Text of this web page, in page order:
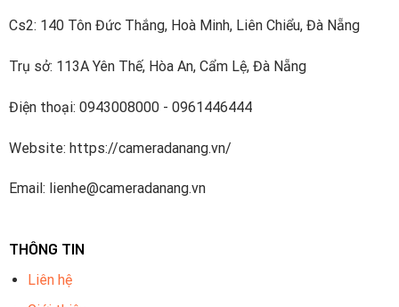
Tiền thân
Thương hiệu camera Jtech được thành lập vào năm 2010
Nội.
Hoạt động ban đầu
Ban đầu, Công ty J-Tech Việt Nam tập trung vào hoạt động
Sự phát triển
Cs2: 140 Tôn Đức Thắng, Hoà Minh, Liên Chiểu, Đà Nẵng
Trụ sở: 113A Yên Thế, Hòa An, Cẩm Lệ, Đà Nẵng
Điện thoại: 0943008000 - 0961446444
Website: https://cameradanang.vn/
Email: lienhe@cameradanang.vn
THÔNG TIN
Liên hệ